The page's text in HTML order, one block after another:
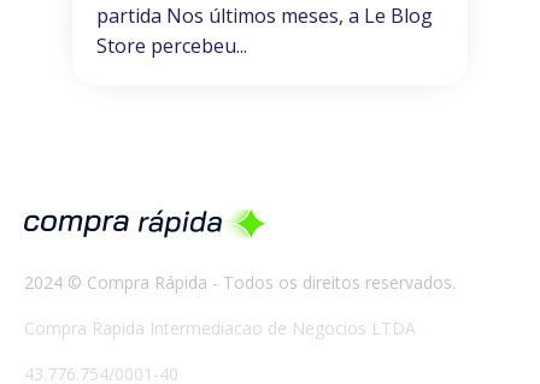
partida Nos últimos meses, a Le Blog
Store percebeu...
2024 © Compra Rápida - Todos os direitos reservados.
Compra Rapida Intermediacao de Negocios LTDA
43.776.754/0001-40